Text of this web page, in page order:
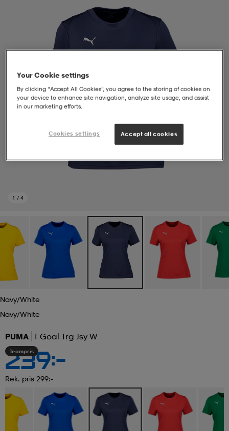
1 / 4
Navy/white
Navy/white
PUMA T Goal Trg Jsy W
Teampris
239:-
Rek. pris 299:-
Your Cookie settings
By clicking “Accept All Cookies”, you agree to the storing of cookies on
your device to enhance site navigation, analyze site usage, and assist
in our marketing efforts.
Cookies settings Accept all cookies